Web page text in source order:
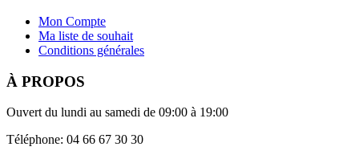
Mon Compte
Ma liste de souhait
Conditions générales
À PROPOS
Ouvert du lundi au samedi de 09:00 à 19:00
Téléphone: 04 66 67 30 30